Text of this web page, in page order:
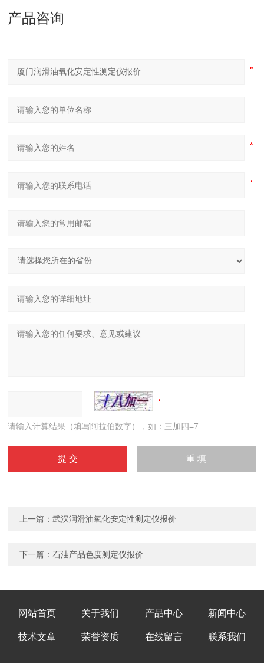
产品咨询
请输入计算结果（填写阿拉伯数字），如：三加四=7
上一篇：武汉润滑油氧化安定性测定仪报价
下一篇：石油产品色度测定仪报价
网站首页 关于我们 产品中心 新闻中心
技术文章 荣誉资质 在线留言 联系我们